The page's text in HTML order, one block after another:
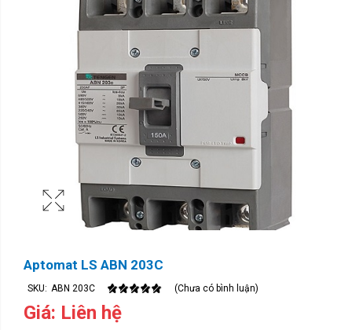
Aptomat LS ABN 203C
SKU: ABN 203C (Chưa có bình luận)
Giá: Liên hệ